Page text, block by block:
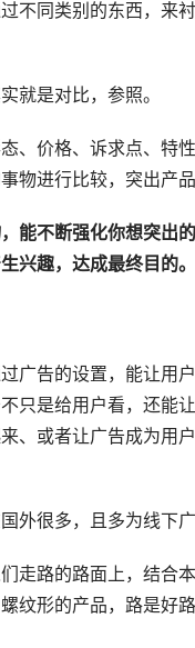
不同类别的东西，来
就是对比，参照。
、价格、诉求点、特
物进行比较，突出产品
能不断强化你想突出
兴趣，达成最终目的。
广告的设置，能让用
只是给用户看，还能
、或者让广告成为用
外很多，且多为线下广
走路的路面上，结合
纹形的产品，路是好